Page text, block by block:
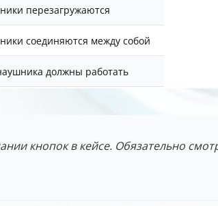
перезагружаются
соединяются между собой
должны работать
кнопок в кейсе. Обязательно